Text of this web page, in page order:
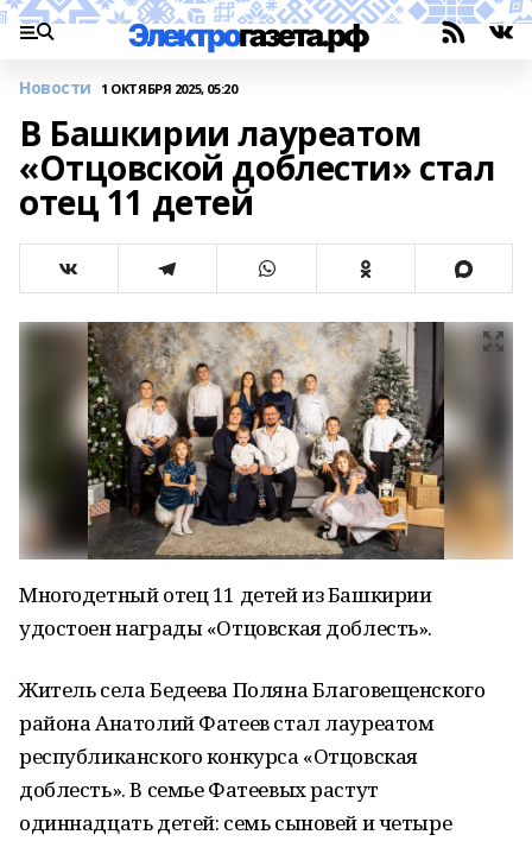
Новости 1 ОКТЯБРЯ 2025, 05:20
В Башкирии лауреатом
«Отцовской доблести» стал
отец 11 детей
Многодетный отец 11 детей из Башкирии
удостоен награды «Отцовская доблесть».
Житель села Бедеева Поляна Благовещенского
района Анатолий Фатеев стал лауреатом
республиканского конкурса «Отцовская
доблесть». В семье Фатеевых растут
одиннадцать детей: семь сыновей и четыре